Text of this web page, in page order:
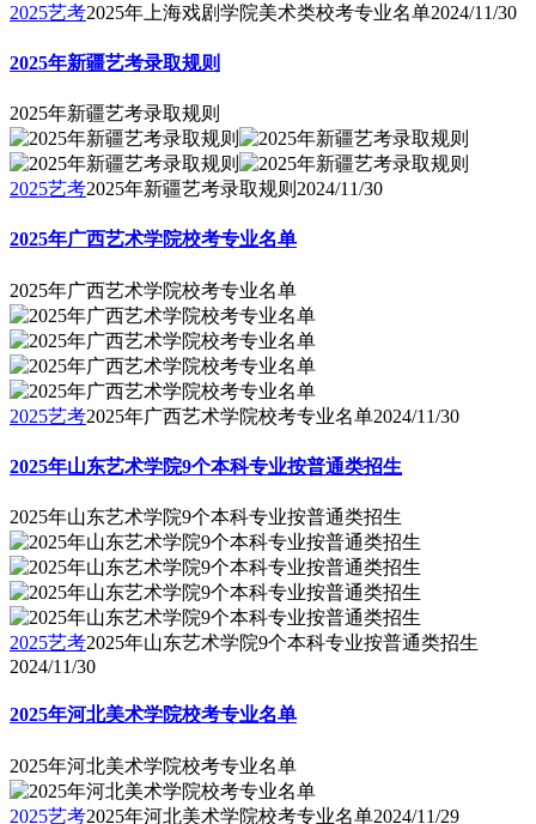
2025艺考2025年上海戏剧学院美术类校考专业名单2024/11/30
2025年新疆艺考录取规则
2025年新疆艺考录取规则
2025艺考2025年新疆艺考录取规则 2024/11/30
2025年广西艺术学院校考专业名单
2025年广西艺术学院校考专业名单
2025艺考2025年广西艺术学院校考专业名单2024/11/30
2025年山东艺术学院9个本科专业按普通类招生
2025年山东艺术学院9个本科专业按普通类招生
2025艺考2025年山东艺术学院9个本科专业按普通类招生
2024/11/30
2025年河北美术学院校考专业名单
2025年河北美术学院校考专业名单
2025艺考2025年河北美术学院校考专业名单2024/11/29